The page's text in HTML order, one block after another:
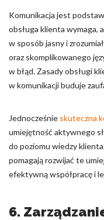
Komunikacja jest
obsługa klienta wymaga,
w sposób jasny i
oraz skomplikowanego
w błąd. Zasady obsługi
w komunikacji buduje
Jednocześnie skuteczna
umiejętność aktywnego
do poziomu wiedzy
pomagają rozwijać te
efektywną współpracę i
6.